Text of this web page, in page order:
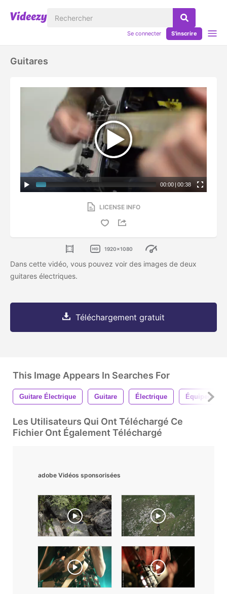
Se connecter S'inscrire
Guitares
00:00 | 00:38
LICENSE INFO
1920x1080
Dans cette vidéo, vous pouvez voir des images de deux
guitares électriques.
Téléchargement gratuit
This Image Appears In Searches For
Guitare Électrique Guitare Électrique Équipement
Les Utilisateurs Qui Ont Téléchargé Ce
Fichier Ont Également Téléchargé
adobe Vidéos sponsorisées